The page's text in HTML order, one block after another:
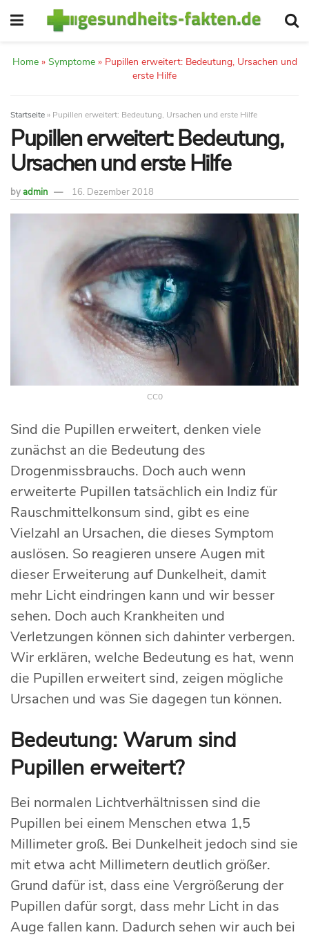
Home» Symptome» Pupillen erweitert: Bedeutung, Ursachen und
erste Hilfe
Startseite » Pupillen erweitert: Bedeutung, Ursachen und erste Hilfe
Pupillen erweitert: Bedeutung,
Ursachen und erste Hilfe
byadmin 16. Dezember 2018
CC0
Sind die Pupillen erweitert, denken viele
zunächst an die Bedeutung des
Drogenmissbrauchs. Doch auch wenn
erweiterte Pupillen tatsächlich ein Indiz für
Rauschmittelkonsum sind, gibt es eine
Vielzahl an Ursachen, die dieses Symptom
auslösen. So reagieren unsere Augen mit
dieser Erweiterung auf Dunkelheit, damit
mehr Licht eindringen kann und wir besser
sehen. Doch auch Krankheiten und
Verletzungen können sich dahinter verbergen.
Wir erklären, welche Bedeutung es hat, wenn
die Pupillen erweitert sind, zeigen mögliche
Ursachen und was Sie dagegen tun können.
Bedeutung: Warum sind
Pupillen erweitert?
Bei normalen Lichtverhältnissen sind die
Pupillen bei einem Menschen etwa 1,5
Millimeter groß. Bei Dunkelheit jedoch sind sie
mit etwa acht Millimetern deutlich größer.
Grund dafür ist, dass eine Vergrößerung der
Pupillen dafür sorgt, dass mehr Licht in das
Auge fallen kann. Dadurch sehen wir auch bei